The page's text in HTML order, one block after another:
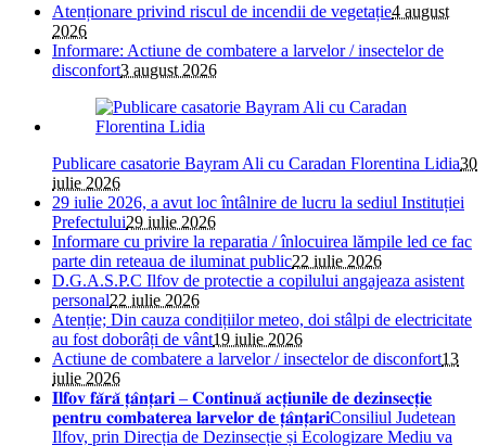
Atenționare privind riscul de incendii de vegetație4 august
2026
Informare: Actiune de combatere a larvelor / insectelor de
disconfort3 august 2026
Publicare casatorie Bayram Ali cu Caradan Florentina Lidia30
iulie 2026
29 iulie 2026, a avut loc întâlnire de lucru la sediul Instituției
Prefectului29 iulie 2026
Informare cu privire la reparatia / înlocuirea lămpile led ce fac
parte din reteaua de iluminat public22 iulie 2026
D.G.A.S.P.C Ilfov de protectie a copilului angajeaza asistent
personal22 iulie 2026
Atenție; Din cauza condițiilor meteo, doi stâlpi de electricitate
au fost doborâți de vânt19 iulie 2026
Actiune de combatere a larvelor / insectelor de disconfort13
iulie 2026
𝐈𝐥𝐟𝐨𝐯 𝐟𝐚̆𝐫𝐚̆ 𝐭̦𝐚̂𝐧𝐭̦𝐚𝐫𝐢 – 𝐂𝐨𝐧𝐭𝐢𝐧𝐮𝐚̆ 𝐚𝐜𝐭̦𝐢𝐮𝐧𝐢𝐥𝐞 𝐝𝐞 𝐝𝐞𝐳𝐢𝐧𝐬𝐞𝐜𝐭̦𝐢𝐞
𝐩𝐞𝐧𝐭𝐫𝐮 𝐜𝐨𝐦𝐛𝐚𝐭𝐞𝐫𝐞𝐚 𝐥𝐚𝐫𝐯𝐞𝐥𝐨𝐫 𝐝𝐞 𝐭̦𝐚̂𝐧𝐭̦𝐚𝐫𝐢Consiliul Judetean
Ilfov, prin Direcția de Dezinsecție și Ecologizare Mediu va